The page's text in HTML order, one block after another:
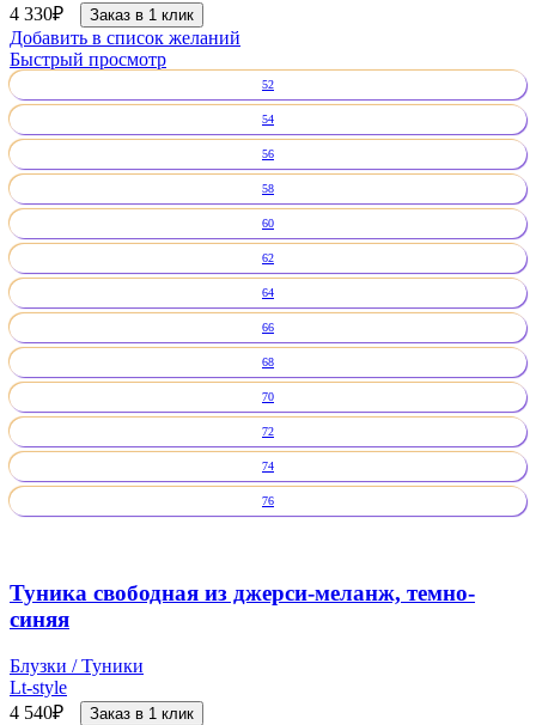
4 330₽ Заказ в 1 клик
Добавить в список желаний
Быстрый просмотр
52
54
56
58
60
62
64
66
68
70
72
74
76
Туника свободная из джерси-меланж, темно-
синяя
Блузки / Туники
Lt-style
4 540₽ Заказ в 1 клик